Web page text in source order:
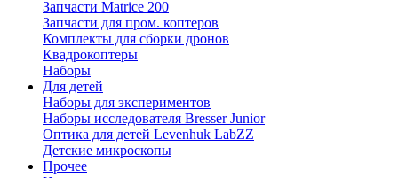
Запчасти Matrice 200
Запчасти для пром. коптеров
Комплекты для сборки дронов
Квадрокоптеры
Наборы
Для детей
Наборы для экспериментов
Наборы исследователя Bresser Junior
Оптика для детей Levenhuk LabZZ
Детские микроскопы
Прочее